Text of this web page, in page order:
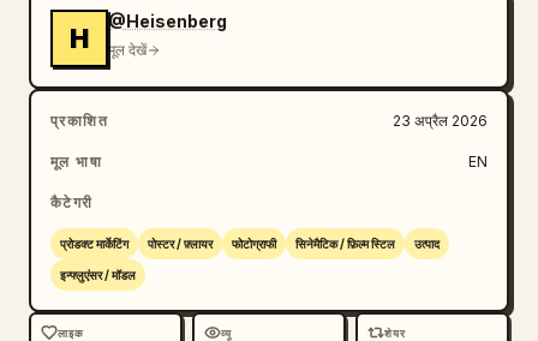
H
@Heisenberg
मूल देखें
प्रकाशित 23 अप्रैल 2026
मूल भाषा EN
कैटेगरी
प्रोडक्ट मार्केटिंग पोस्टर / फ़्लायर फोटोग्राफी सिनेमैटिक / फ़िल्म स्टिल उत्पाद
इन्फ्लुएंसर / मॉडल
लाइक व्यू शेयर